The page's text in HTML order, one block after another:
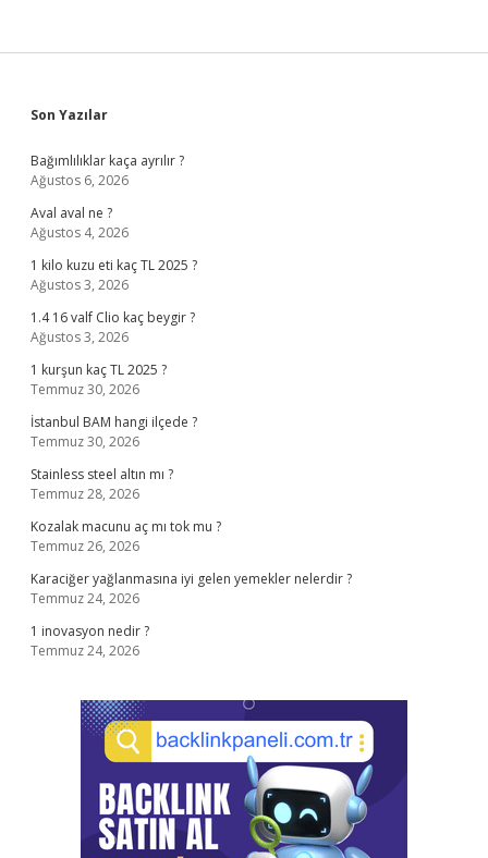
Sidebar
Son Yazılar
Bağımlılıklar kaça ayrılır ?
Ağustos 6, 2026
Aval aval ne ?
Ağustos 4, 2026
1 kilo kuzu eti kaç TL 2025 ?
Ağustos 3, 2026
1.4 16 valf Clio kaç beygir ?
Ağustos 3, 2026
1 kurşun kaç TL 2025 ?
Temmuz 30, 2026
İstanbul BAM hangi ilçede ?
Temmuz 30, 2026
Stainless steel altın mı ?
Temmuz 28, 2026
Kozalak macunu aç mı tok mu ?
Temmuz 26, 2026
Karaciğer yağlanmasına iyi gelen yemekler nelerdir ?
Temmuz 24, 2026
1 inovasyon nedir ?
Temmuz 24, 2026